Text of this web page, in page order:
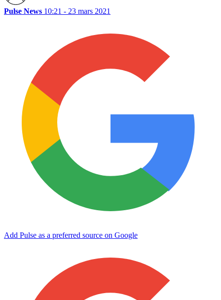
Pulse News 10:21 - 23 mars 2021
Add Pulse as a preferred source on Google